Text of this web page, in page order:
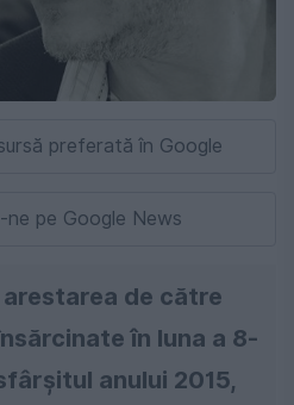
preferată în Google
ne pe Google News
de către
în luna a 8-
anului 2015,